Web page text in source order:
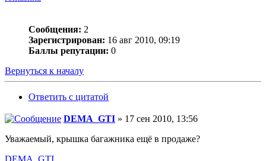
Сообщения: 2
Зарегистрирован: 16 авг 2010, 09:19
Баллы репутации: 0
Вернуться к началу
Ответить с цитатой
DEMA_GTI » 17 сен 2010, 13:56
Уважаемый, крышка багажника ещё в продаже?
DEMA_GTI